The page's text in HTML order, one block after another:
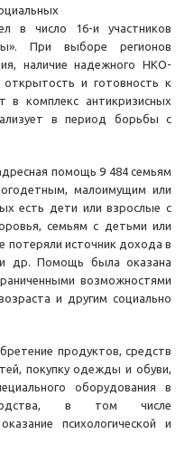
в число 16-и участников
При выборе регионов
наличие надежного НКО-
и готовность к
в комплекс антикризисных
в период борьбы с
помощь 9 484 семьям
малоимущим или
есть дети или взрослые с
семьям с детьми или
источник дохода в
др. Помощь была оказана
возможностями
и другим социально
продуктов, средств
покупку одежды и обуви,
оборудования в
в том числе
психологической и